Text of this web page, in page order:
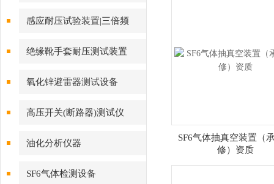
感应耐压试验装置|三倍频
绝缘靴手套耐压测试装置
氧化锌避雷器测试设备
高压开关(断路器)测试仪
油化分析仪器
SF6气体检测设备
SF6气体抽真空装置（
修）资质